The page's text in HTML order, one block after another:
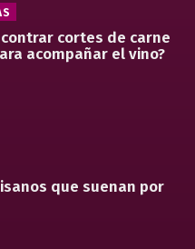
cortes de carne
acompañar el vino?
que suenan por